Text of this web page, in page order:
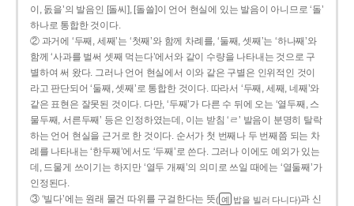
이, 돐을’의 발음인 [돌씨], [돌쓸]이 언어 현실에 있는 발음이 아니므로 ‘돌’
하나로 통합한 것이다.
② 과거에 ‘두째, 세째’는 ‘첫째’와 함께 차례를, ‘둘째, 셋째’는 ‘하나째’와
함께 ‘사과를 벌써 셋째 먹는다’에서와 같이 수량을 나타내는 것으로 구
별하여 써 왔다. 그러나 언어 현실에서 이와 같은 구별은 인위적인 것이
라고 판단되어 ‘둘째, 셋째’로 통합한 것이다. 따라서 ‘두째, 세째, 네째’와
같은 표현은 잘못된 것이다. 다만, ‘두째’가 다른 수 뒤에 오는 ‘열두째, 스
물두째, 서른두째’ 등은 인정하였는데, 이는 받침 ‘ㄹ’ 발음이 분명히 탈락
하는 언어 현실을 근거로 한 것이다. 순서가 첫 번째나 두 번째쯤 되는 차
례를 나타내는 ‘한두째’에서도 ‘두째’로 쓴다. 그러나 이에도 예외가 있는
데, 드물게 쓰이기는 하지만 ‘열두 개째’의 의미로 쓰일 때에는 ‘열둘째’가
인정된다.
③ ‘빌다’에는 원래 물건 따위를 구걸한다는 뜻( 예 밥을 빌러 다니다)과 신